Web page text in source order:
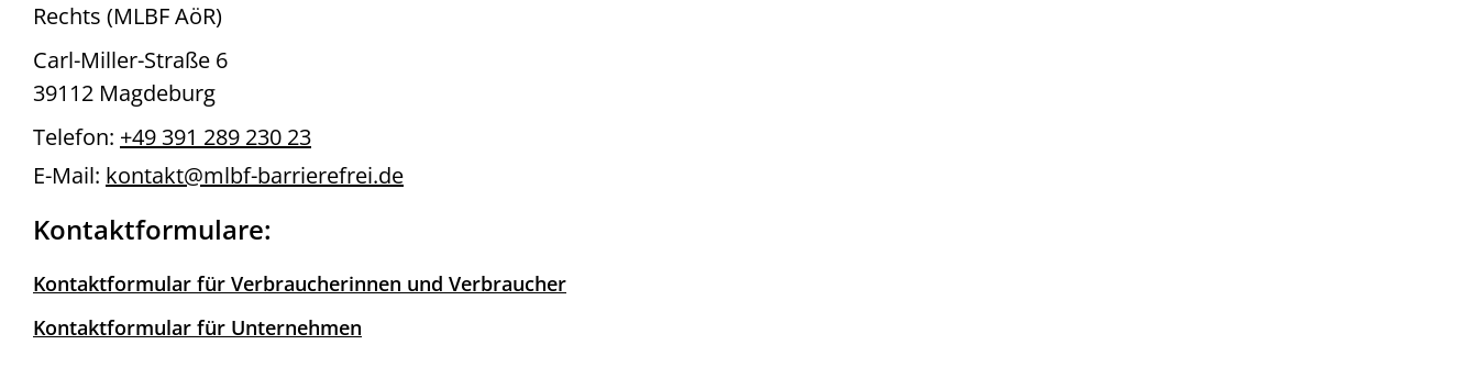
Rechts (MLBF AöR)
Carl-Miller-Straße 6
39112 Magdeburg
Telefon: +49 391 289 230 23
E-Mail: kontakt@mlbf-barrierefrei.de
Kontaktformulare:
Kontaktformular für Verbraucherinnen und Verbraucher
Kontaktformular für Unternehmen